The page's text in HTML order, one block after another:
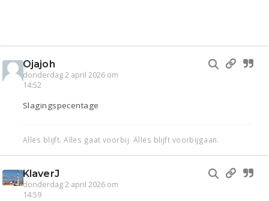
Ojajoh
donderdag 2 april 2026 om
14:52
Slagingspecentage
Alles blijft. Alles gaat voorbij. Alles blijft voorbijgaan.
KlaverJ
donderdag 2 april 2026 om
14:59